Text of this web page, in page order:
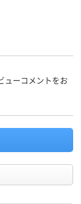
ューコメントをお